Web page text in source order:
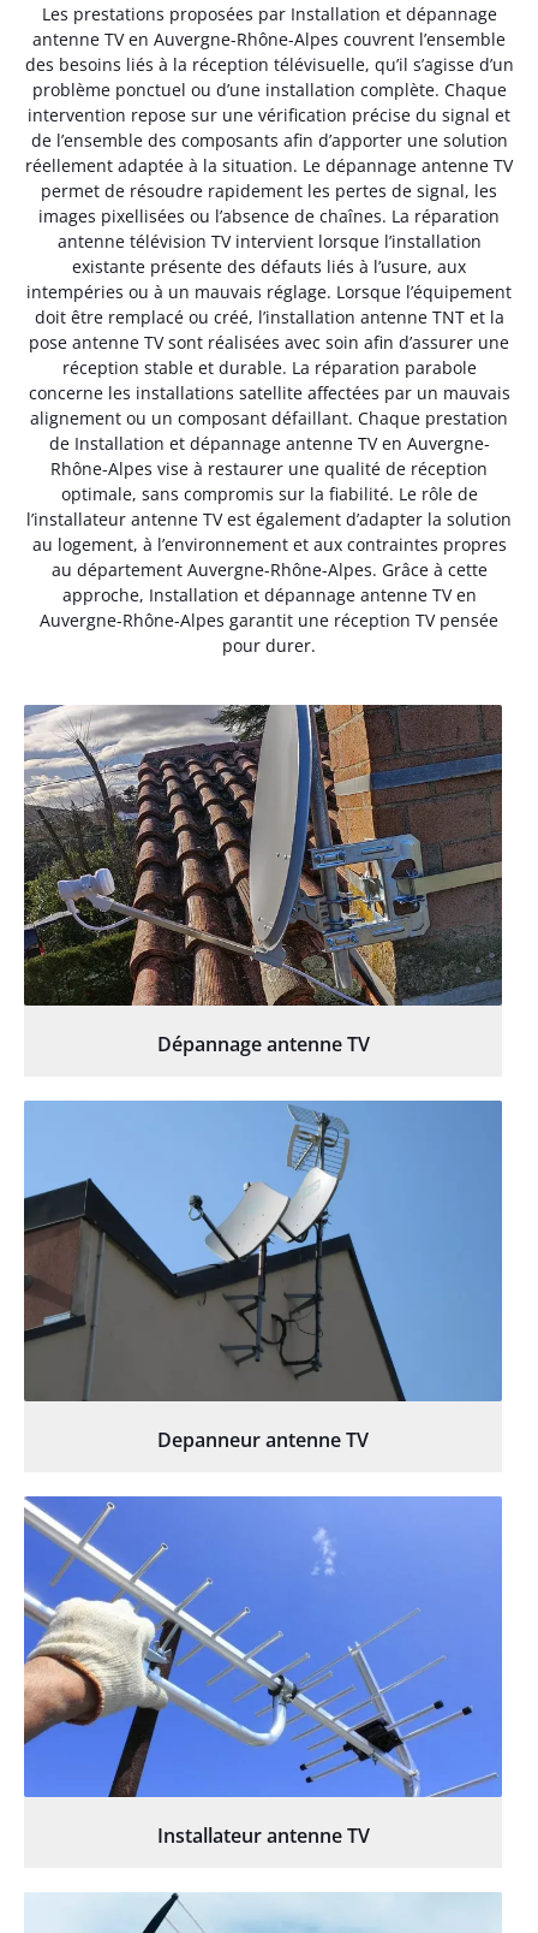
Les prestations proposées par Installation et dépannage
antenne TV en Auvergne-Rhône-Alpes couvrent l’ensemble
des besoins liés à la réception télévisuelle, qu’il s’agisse d’un
problème ponctuel ou d’une installation complète. Chaque
intervention repose sur une vérification précise du signal et
de l’ensemble des composants afin d’apporter une solution
réellement adaptée à la situation. Le dépannage antenne TV
permet de résoudre rapidement les pertes de signal, les
images pixellisées ou l’absence de chaînes. La réparation
antenne télévision TV intervient lorsque l’installation
existante présente des défauts liés à l’usure, aux
intempéries ou à un mauvais réglage. Lorsque l’équipement
doit être remplacé ou créé, l’installation antenne TNT et la
pose antenne TV sont réalisées avec soin afin d’assurer une
réception stable et durable. La réparation parabole
concerne les installations satellite affectées par un mauvais
alignement ou un composant défaillant. Chaque prestation
de Installation et dépannage antenne TV en Auvergne-
Rhône-Alpes vise à restaurer une qualité de réception
optimale, sans compromis sur la fiabilité. Le rôle de
l’installateur antenne TV est également d’adapter la solution
au logement, à l’environnement et aux contraintes propres
au département Auvergne-Rhône-Alpes. Grâce à cette
approche, Installation et dépannage antenne TV en
Auvergne-Rhône-Alpes garantit une réception TV pensée
pour durer.
Dépannage antenne TV
Depanneur antenne TV
Installateur antenne TV